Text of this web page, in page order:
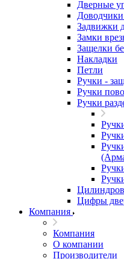
Дверные
Задвижки
Замки
Защелки
Накладки
Петли
Ручки -
Ручки
Ручки
Цифры
Компания
Компания
О компании
Производители